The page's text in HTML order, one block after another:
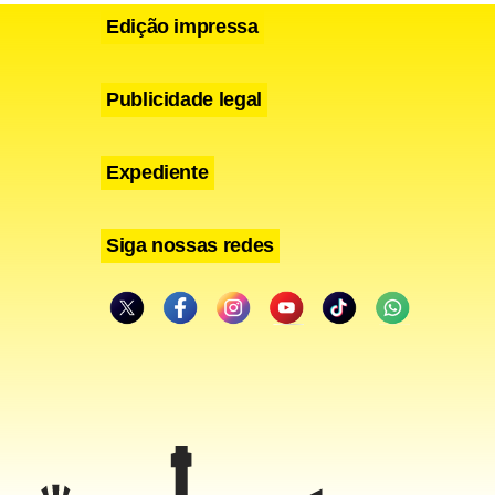
Edição impressa
Publicidade legal
Expediente
Siga nossas redes